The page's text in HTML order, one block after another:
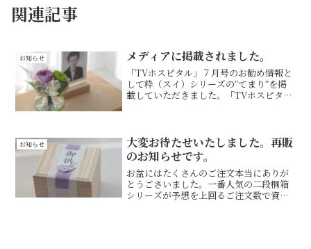
関連記事
お知らせ メディアに掲載されました。
「TVホスピタル」７月号のお勧め情報と
して粋（スイ）シリーズの”てまり”を掲
載していただきました。「TVホスピタ
中の方へ仏花？と...
お知らせ
大変お待たせいたしました。再販
のお知らせです。
お盆にはたくさんのご注文本当にありが
とうごさいました。一番人気の二段桐箱
シリーズが予想を上回るご注文数で資材